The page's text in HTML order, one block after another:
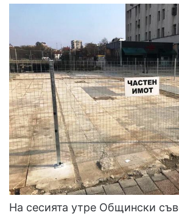
На сесията утре Общински